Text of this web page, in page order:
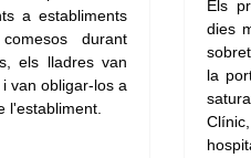
a establiments
durant
els lladres van
van obligar-los a
l'establiment.
Els
dies
la